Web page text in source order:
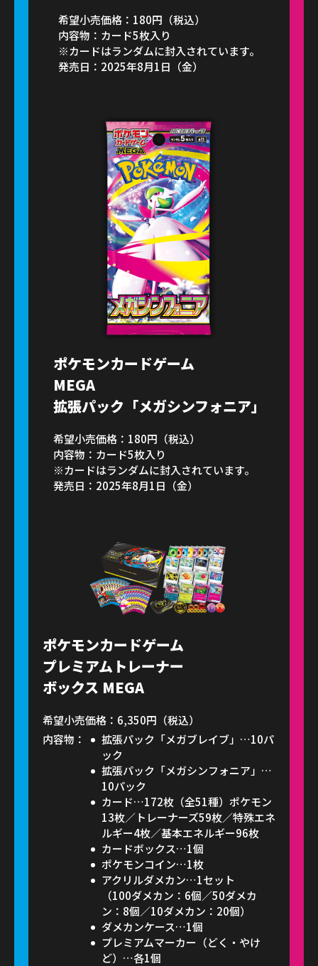
希望小売価格：180円（税込）
内容物：カード5枚入り
※カードはランダムに封入されています。
発売日：2025年8月1日（金）
ポケモンカードゲーム
MEGA
拡張パック「メガシンフォニア」
希望小売価格：180円（税込）
内容物：カード5枚入り
※カードはランダムに封入されています。
発売日：2025年8月1日（金）
ポケモンカードゲーム
プレミアムトレーナー
ボックス MEGA
希望小売価格：6,350円（税込）
内容物：
拡張パック「メガブレイブ」…10パ
ック
拡張パック「メガシンフォニア」…
10パック
カード…172枚（全51種）ポケモン
13枚／トレーナーズ59枚／特殊エネ
ルギー4枚／基本エネルギー96枚
カードボックス…1個
ポケモンコイン…1枚
アクリルダメカン…1セット
（100ダメカン：6個／50ダメカ
ン：8個／10ダメカン：20個）
ダメカンケース…1個
プレミアムマーカー（どく・やけ
ど）…各1個